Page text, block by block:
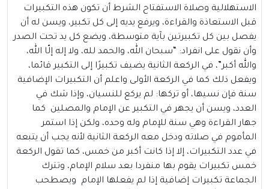
الاستهلالية وصلاة الاستفتاح الشرط أن تكون هذه التكبيرات
قبل الاستعاذة والقراءة، ويرفع يديه إلى كل تكبير، ويسن له أن
يفصل بين كل تكبيرتين بآية متوسطة، ويضع كل يد تحت الصدر
وأن نقول على انفراد: “سبحان الله، والحمد لله، ولا إله إلّا الله،
والله أكبر”، في الركعة الثانية يضيف تكبيرًا إلى التكبير قائما،
ويفعل ذلك كما في الركعة الأولى واعلم أن التكبيرات الإضافية
سنة فإن نسيها، أو تركها: لم يركع للنسيان، وإذا شك في
العدد، ويسن أن يجهر في التكبير عن الإمام والمصلين كما
جهار القراءة وهي سنة للإمام وله وحده، ولكن إذا استمر
المأموم في صلاته ودخل معه الركعة الثانية لأنه يجب أن يتبعه
في عدد التكبيرات، إلا إذا كانت أكبر من خمس، كما تقول الركعة
خمس تكبيرات يقوم بها منفردا بعد سلام الإمام، وتترك
الجماعة تكبيرات إضافية إذا لم يفعلها الإمام ويصطحب